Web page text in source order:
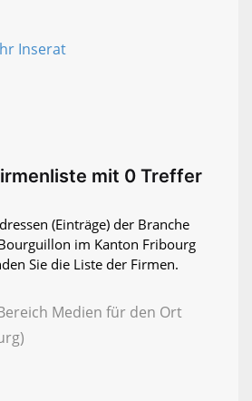
mit 0 Treffer
(Einträge) der Branche
im Kanton Fribourg
Sie die Liste der Firmen.
Medien für den Ort